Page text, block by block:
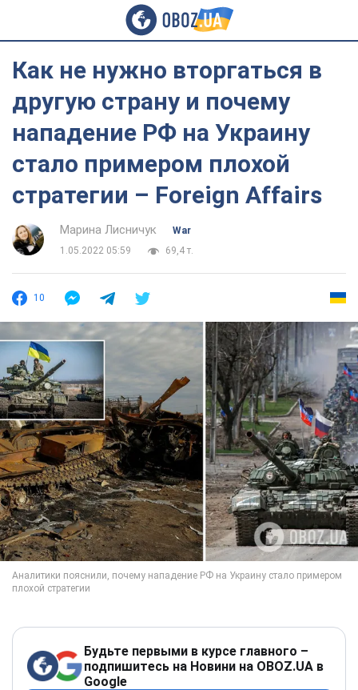
Как не нужно вторгаться в
другую страну и почему
нападение РФ на Украину
стало примером плохой
стратегии – Foreign Affairs
Марина Лисничук
War
1.05.2022 05:59
69,4 т.
10
Будьте первыми в курсе главного –
подпишитесь на Новини на OBOZ.UA в
Google